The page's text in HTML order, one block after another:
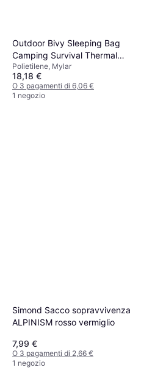
Outdoor Bivy Sleeping Bag
Camping Survival Thermal
Emergency Blankets
Polietilene, Mylar
18,18 €
O 3 pagamenti di 6,06 €
1 negozio
Simond Sacco sopravvivenza
ALPINISM rosso vermiglio
7,99 €
O 3 pagamenti di 2,66 €
1 negozio